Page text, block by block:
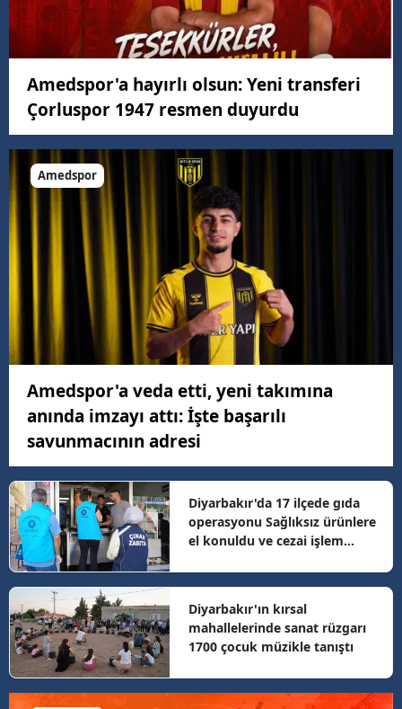
Amedspor'a hayırlı olsun: Yeni transferi
Çorluspor 1947 resmen duyurdu
Amedspor
Amedspor'a veda etti, yeni takımına
anında imzayı attı: İşte başarılı
savunmacının adresi
Diyarbakır'da 17 ilçede gıda
operasyonu Sağlıksız ürünlere
el konuldu ve cezai işlem
Diyarbakır'ın kırsal
mahallelerinde sanat rüzgarı
1700 çocuk müzikle tanıştı